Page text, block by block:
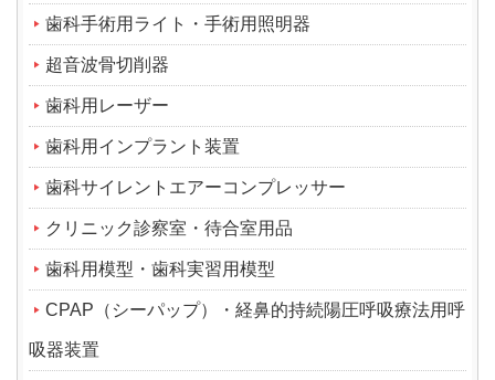
歯科手術用ライト・手術用照明器
超音波骨切削器
歯科用レーザー
歯科用インプラント装置
歯科サイレントエアーコンプレッサー
クリニック診察室・待合室用品
歯科用模型・歯科実習用模型
CPAP（シーパップ）・経鼻的持続陽圧呼吸療法用呼
吸器装置